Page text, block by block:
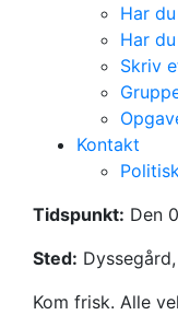
Har
Har
Skriv
Kontakt
Dør-
Tidspunkt: Den
Sted:
Kom frisk. Alle